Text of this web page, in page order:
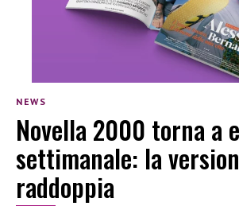
NEWS
Novella 2000 torna a
settimanale: la
raddoppia